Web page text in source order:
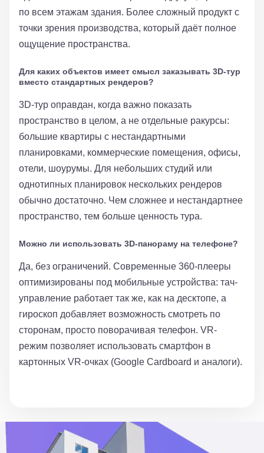
по всем этажам здания. Более сложный продукт с
точки зрения производства, который даёт полное
ощущение пространства.
Для каких объектов имеет смысл заказывать 3D-тур
вместо стандартных рендеров?
3D-тур оправдан, когда важно показать
пространство в целом, а не отдельные ракурсы:
большие квартиры с нестандартными
планировками, коммерческие помещения, офисы,
отели, шоурумы. Для небольших студий или
однотипных планировок нескольких рендеров
обычно достаточно. Чем сложнее и нестандартнее
пространство, тем больше ценность тура.
Можно ли использовать 3D-панораму на телефоне?
Да, без ограничений. Современные 360-плееры
оптимизированы под мобильные устройства: тач-
управление работает так же, как на десктопе, а
гироскоп добавляет возможность смотреть по
сторонам, просто поворачивая телефон. VR-
режим позволяет использовать смартфон в
картонных VR-очках (Google Cardboard и аналоги).